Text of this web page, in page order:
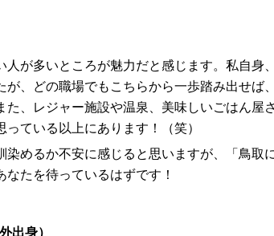
が多いところが魅力だと感じます。私自身
が、どの職場でもこちらから一歩踏み出せば
た、レジャー施設や温泉、美味しいごはん屋
ている以上にあります！（笑）
めるか不安に感じると思いますが、「鳥取
たを待っているはずです！
出身）